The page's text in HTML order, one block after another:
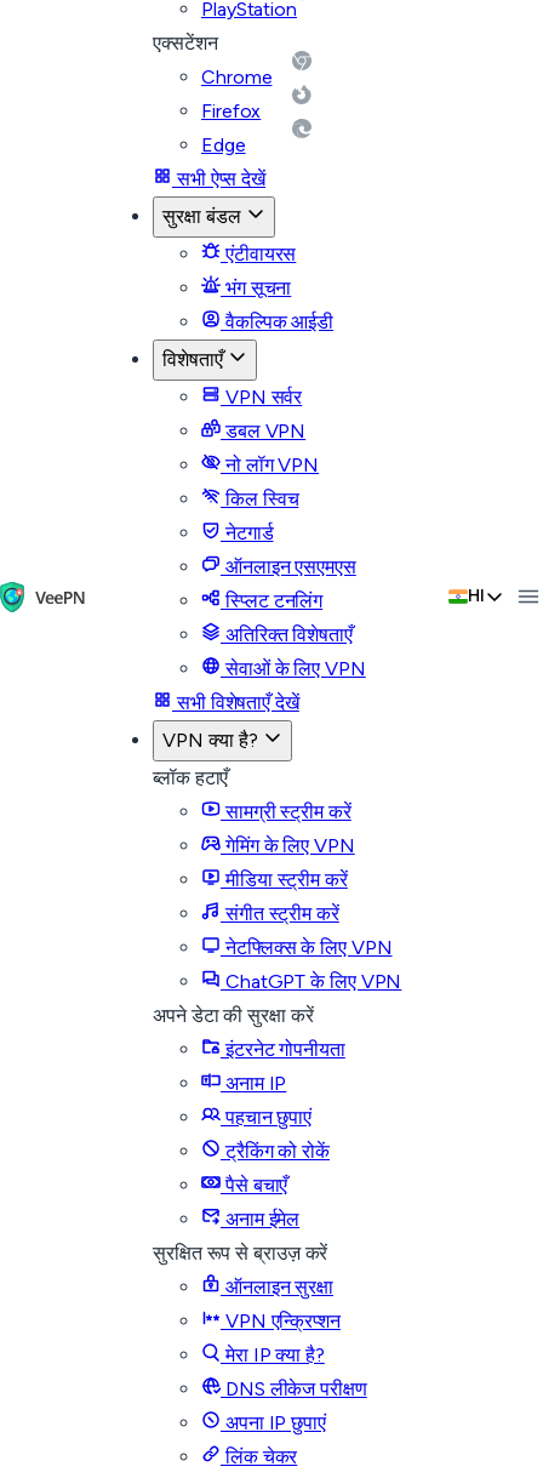
PlayStation
एक्सटेंशन
Chrome
Firefox
Edge
सभी ऐप्स देखें
सुरक्षा बंडल
एंटीवायरस
भंग सूचना
वैकल्पिक आईडी
विशेषताएँ
VPN सर्वर
डबल VPN
नो लॉग VPN
किल स्विच
नेटगार्ड
ऑनलाइन एसएमएस
स्प्लिट टनलिंग
अतिरिक्त विशेषताएँ
सेवाओं के लिए VPN
सभी विशेषताएँ देखें
VPN क्या है?
ब्लॉक हटाएँ
सामग्री स्ट्रीम करें
गेमिंग के लिए VPN
मीडिया स्ट्रीम करें
संगीत स्ट्रीम करें
नेटफ्लिक्स के लिए VPN
ChatGPT के लिए VPN
अपने डेटा की सुरक्षा करें
इंटरनेट गोपनीयता
अनाम IP
पहचान छुपाएं
ट्रैकिंग को रोकें
पैसे बचाएँ
अनाम ईमेल
सुरक्षित रूप से ब्राउज़ करें
ऑनलाइन सुरक्षा
VPN एन्क्रिप्शन
मेरा IP क्या है?
DNS लीकेज परीक्षण
अपना IP छुपाएं
लिंक चेकर
HI